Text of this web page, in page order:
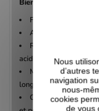
Bienfaits
Facilite le coiffage
Aide à définir de
Répare les
acides aminés
Maintient
longtemps
Convient à tous les
Nous
d’autres
navigation
nous-
cookies
de vous